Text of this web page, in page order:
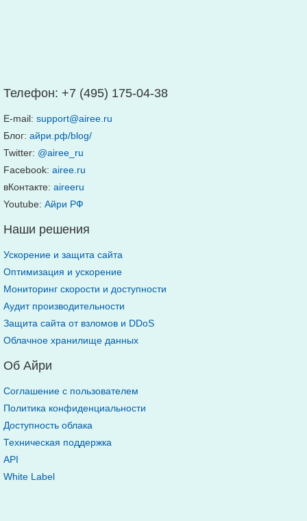
Телефон: +7 (495) 175-04-38
E-mail: support@airee.ru
Блог: айри.рф/blog/
Twitter: @airee_ru
Facebook: airee.ru
вКонтакте: aireeru
Youtube: Айри РФ
Наши решения
Ускорение и защита сайта
Оптимизация и ускорение
Мониторинг скорости и доступности
Аудит производительности
Защита сайта от взломов и DDoS
Облачное хранилище данных
Об Айри
Соглашение с пользователем
Политика конфиденциальности
Доступность облака
Техническая поддержка
API
White Label